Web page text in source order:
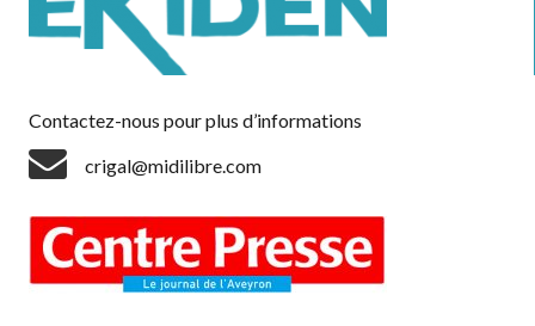
Contactez-nous pour plus d’informations
crigal@midilibre.com